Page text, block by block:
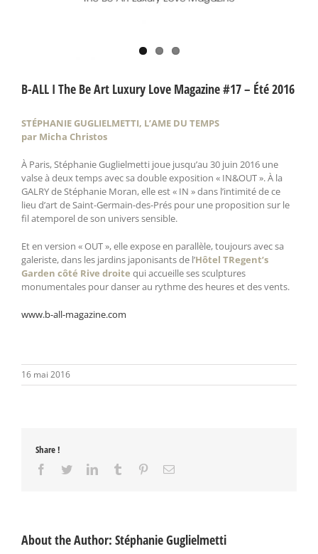
B-ALL I The Be Art Luxury Love Magazine #17 – Été 2016
STÉPHANIE GUGLIELMETTI, L’AME DU TEMPS
par Micha Christos
À Paris, Stéphanie Guglielmetti joue jusqu’au 30 juin 2016 une
valse à deux temps avec sa double exposition « IN&OUT ». À la
GALRY de Stéphanie Moran, elle est « IN » dans l’intimité de ce
lieu d’art de Saint-Germain-des-Prés pour une proposition sur le
fil atemporel de son univers sensible.
Et en version « OUT », elle expose en parallèle, toujours avec sa
galeriste, dans les jardins japonisants de l’Hôtel TRegent’s
Garden côté Rive droite qui accueille ses sculptures
monumentales pour danser au rythme des heures et des vents.
www.b-all-magazine.com
16 mai 2016
Share !
Facebook
TwitterLinkedInTumblr PinterestEmail
About the Author: Stéphanie Guglielmetti